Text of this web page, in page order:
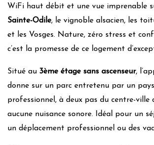
Isolation :Norme RT 2005 Isolation
Daily management
Utilisation produits bio
Produits locaux bio
Alimentation Vegan
Alimentation végétarienne
Potager indépendant
Poulailler
WiFi haut débit et une vue imprenable
Sainte-Odile, le vignoble alsacien, les
et les Vosges. Nature, zéro stress et
c’est la promesse de ce logement
Situé au 3ème étage sans ascenseur,
donne sur un parc entretenu par un
professionnel, à deux pas du centre-ville
aucune nuisance sonore. Idéal pour un
un déplacement professionnel ou des